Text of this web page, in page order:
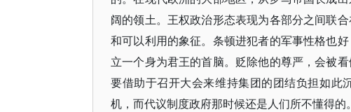
阔的领土。王权政治形态表现为各部分之间联
和可以利用的象征。条顿进犯者的军事性格也
立一个身为君王的首脑。贬除他的尊严，会被
要借助于召开大会来维持集团的团结负担如此
机，而代议制度政府那时候还是人们所不懂得的。